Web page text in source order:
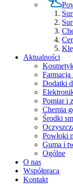
Aktualności
Dodatki
Pomiar i
Chemia
Środki
Powłoki
Guma i
Ogólne
O nas
Współpraca
Kontakt